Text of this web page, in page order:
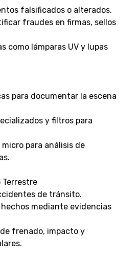
falsificados o alterados.
fraudes en firmas, sellos
como lámparas UV y lupas
para documentar la escena
y filtros para
para análisis de
Terrestre
de tránsito.
mediante evidencias
frenado, impacto y